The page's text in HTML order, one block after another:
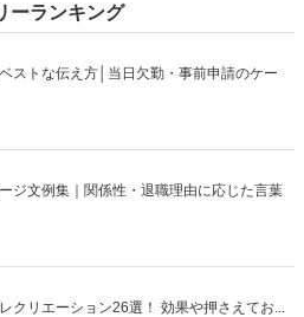
ーなども徹底解説！【執筆者／専門家：後藤 晴
一】
ーランキング
ストな伝え方│当日欠勤・事前申請のケー
ジ文例集｜関係性・退職理由に応じた言葉
クリエーション26選！ 効果や押さえてお...